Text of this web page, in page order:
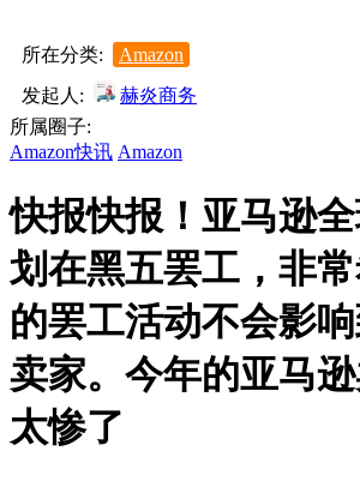
所在分类:
Amazon
发起人:
赫炎商务
所属圈子:
Amazon快讯 Amazon
快报快报！亚马逊
划在黑五罢工，非
的罢工活动不会影
卖家。今年的亚马
太惨了